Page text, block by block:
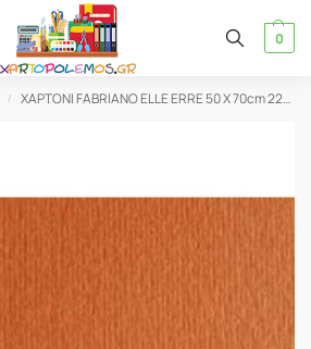
0
/ ΧΑΡΤΟΝΙ FABRIANO ELLE ERRE 50 X 70cm 220gr ARAGOSTA